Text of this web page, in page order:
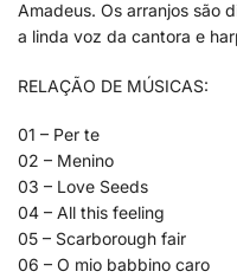
Amadeus. Os arranjos são
a linda voz da cantora e
RELAÇÃO DE MÚSICAS:
01 – Per te
02 – Menino
03 – Love Seeds
04 – All this feeling
05 – Scarborough fair
06 – O mio babbino caro